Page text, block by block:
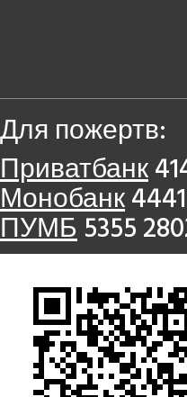
Для пожертв:
Приватбанк
Монобанк
ПУМБ5355